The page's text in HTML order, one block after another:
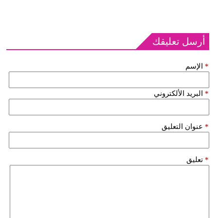
أرسل تعليقك
الإسم *
البريد الألكتروني *
عنوان التعليق *
تعليق *